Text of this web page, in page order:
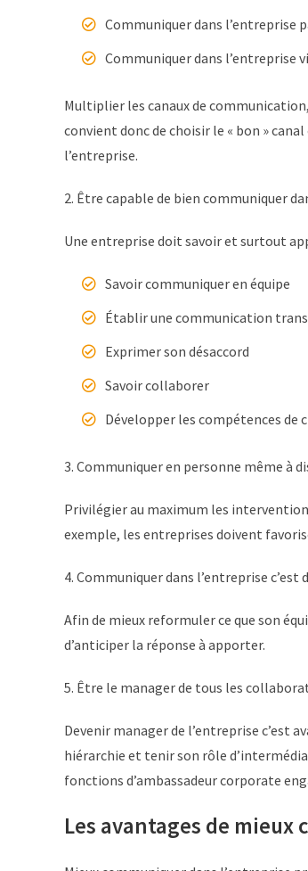
Communiquer dans l’entreprise
Communiquer dans l’entreprise
Multiplier les canaux de
convient donc de choisir le « bon »
l’entreprise.
2. Être capable de bien communiquer
Une entreprise doit savoir et surtout
Savoir communiquer en équipe
Établir une communication
Exprimer son désaccord
Savoir collaborer
Développer les compétences de
3. Communiquer en personne même à
Privilégier au maximum les
exemple, les entreprises doivent
4. Communiquer dans l’entreprise c’est
Afin de mieux reformuler ce que son
d’anticiper la réponse à apporter.
5. Être le manager de tous les
Devenir manager de l’entreprise c’est
hiérarchie et tenir son rôle
fonctions d’ambassadeur corporate
Les avantages de